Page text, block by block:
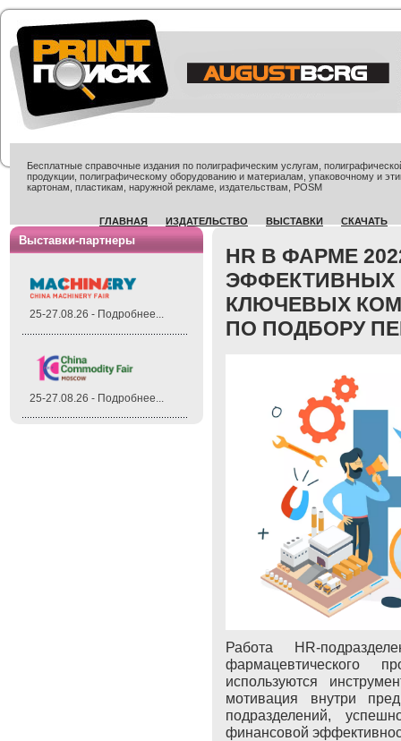
Бесплатные справочные издания по полиграфическим услугам,
продукции, полиграфическому оборудованию и материалам, упаковочному и
картонам, пластикам, наружной рекламе, издательствам, POSM
ГЛАВНАЯ ИЗДАТЕЛЬСТВО ВЫСТАВКИ СКАЧАТЬ
Выставки-партнеры
25-27.08.26 - Подробнее...
25-27.08.26 - Подробнее...
HR В ФАРМЕ
ЭФФЕКТИВНЫХ
КЛЮЧЕВЫХ
ПО ПОДБОРУ
Работа HR-
фармацевтического
используются
мотивация внутри
подразделений,
финансовой